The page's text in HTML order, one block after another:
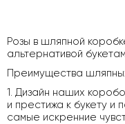
Розы в шляпной
альтернативой
Преимущества
1. Дизайн наших
и престижа к букету и
самые искренние